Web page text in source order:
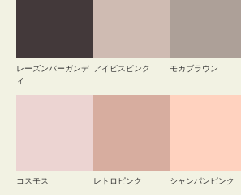
レーズンバーガンデ
ィ
アイビスピンク モカブラウン
コスモス レトロピンク シャンパンピンク